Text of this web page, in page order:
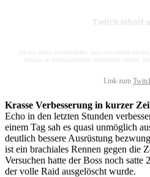
Twitch Inhalt
Ich bin damit einverstanden, dass mir externe Inhalte
können an Drittplattformen übermittelt werden.
Link zum
Krasse Verbesserung in kurzer
Echo in den letzten Stunden
einem Tag sah es quasi unmöglich
deutlich bessere Ausrüstung
ist ein brachiales Rennen gegen die
Versuchen hatte der Boss noch satte
der volle Raid ausgelöscht wurde.